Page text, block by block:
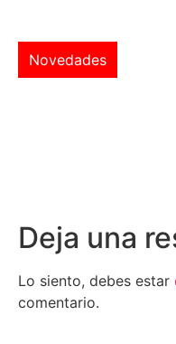
Novedades
Deja una
Lo siento, debes estar
comentario.